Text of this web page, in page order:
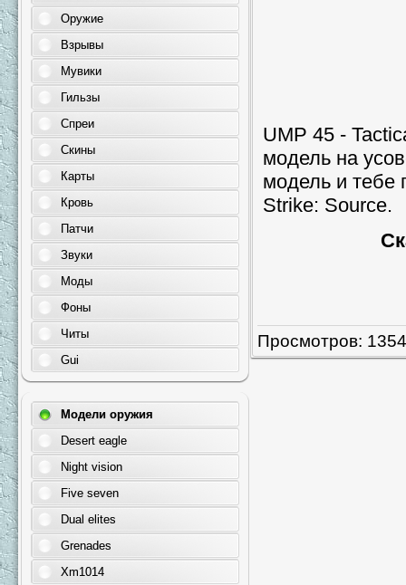
UMP 45 -
модель на
модель и тебе
Strike: Source.
Просмотров:
Оружие
Взрывы
Мувики
Гильзы
Спреи
Скины
Карты
Кровь
Патчи
Звуки
Моды
Фоны
Читы
Gui
Модели оружия
Desert eagle
Night vision
Five seven
Dual elites
Grenades
Xm1014